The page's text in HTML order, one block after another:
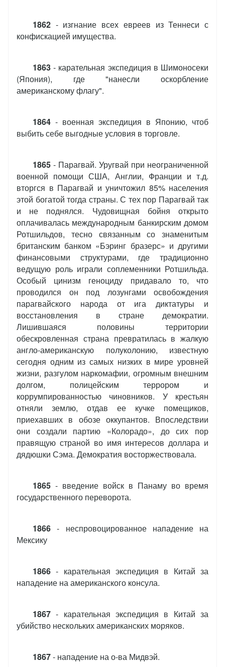
1862 - изгнание всех евреев из Теннеси с
конфискацией имущества.
1863 - карательная экспедиция в Шимоносеки
(Япония), где "нанесли оскорбление
американскому флагу".
1864 - военная экспедиция в Японию, чтоб
выбить себе выгодные условия в торговле.
1865 - Парагвай. Уругвай при неограниченной
военной помощи США, Англии, Франции и т.д.
вторгся в Парагвай и уничтожил 85% населения
этой богатой тогда страны. С тех пор Парагвай так
и не поднялся. Чудовищная бойня открыто
оплачивалась международным банкирским домом
Ротшильдов, тесно связанным со знаменитым
британским банком «Бэринг бразерс» и другими
финансовыми структурами, где традиционно
ведущую роль играли соплеменники Ротшильда.
Особый цинизм геноциду придавало то, что
проводился он под лозунгами освобождения
парагвайского народа от ига диктатуры и
восстановления в стране демократии.
Лишившаяся половины территории
обескровленная страна превратилась в жалкую
англо-американскую полуколонию, известную
сегодня одним из самых низких в мире уровней
жизни, разгулом наркомафии, огромным внешним
долгом, полицейским террором и
коррумпированностью чиновников. У крестьян
отняли землю, отдав ее кучке помещиков,
приехавших в обозе оккупантов. Впоследствии
они создали партию «Колорадо», до сих пор
правящую страной во имя интересов доллара и
дядюшки Сэма. Демократия восторжествовала.
1865 - введение войск в Панаму во время
государственного переворота.
1866 - неспровоцированное нападение на
Мексику
1866 - карательная экспедиция в Китай за
нападение на американского консула.
1867 - карательная экспедиция в Китай за
убийство нескольких американских моряков.
1867- нападение на о-ва Мидвэй.